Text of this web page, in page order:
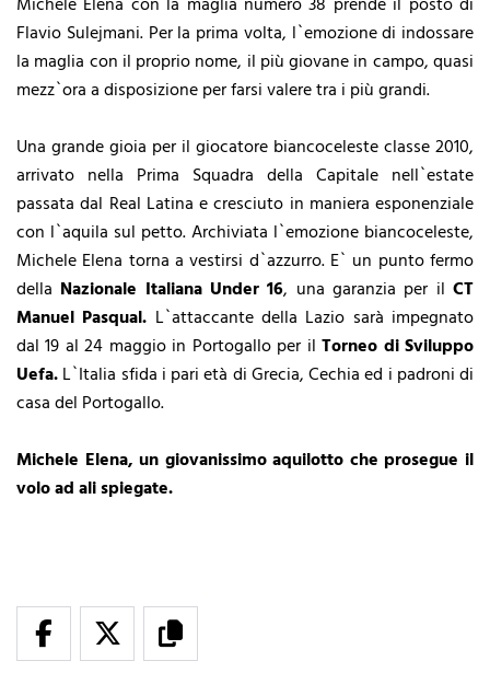
Flavio Sulejmani. Per la prima volta, l`emozione di indossare
la maglia con il proprio nome, il più giovane in campo, quasi
mezz`ora a disposizione per farsi valere tra i più grandi.
Una grande gioia per il giocatore biancoceleste classe 2010,
arrivato nella Prima Squadra della Capitale nell`estate
passata dal Real Latina e cresciuto in maniera esponenziale
con l`aquila sul petto. Archiviata l`emozione biancoceleste,
Michele Elena torna a vestirsi d`azzurro. E` un punto fermo
della Nazionale Italiana Under 16, una garanzia per ilCT
Manuel Pasqual. L`attaccante della Lazio sarà impegnato
dal 19 al 24 maggio in Portogallo per ilTorneo di Sviluppo
Uefa.L`Italia sfida i pari età di Grecia, Cechia ed i padroni di
casa del Portogallo.
Michele Elena, un giovanissimo aquilotto che prosegue il
volo ad ali spiegate.